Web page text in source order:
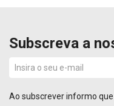
Subscreva a
Ao subscrever informo